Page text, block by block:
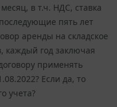
в т.ч. НДС, ставка
пять лет
аренды на складское
каждый год заключая
применять
Если да, то
учета?